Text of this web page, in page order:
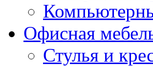
Офисная
Стулья и